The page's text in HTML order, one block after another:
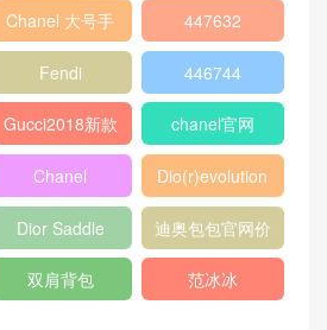
店
celine classic
box
448075
Dioraddict gabrielle流浪包
Chanel 大号手
提包
447632
Fendi 446744
Gucci2018新款
女包
chanel官网
Chanel
Dio(r)evolution